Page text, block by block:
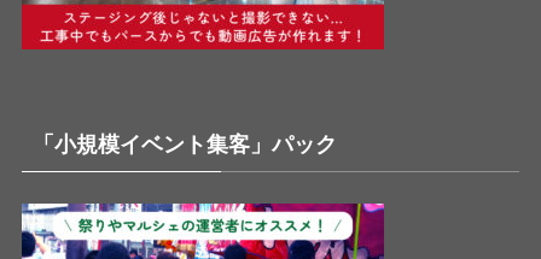
「小規模イベント集客」パック